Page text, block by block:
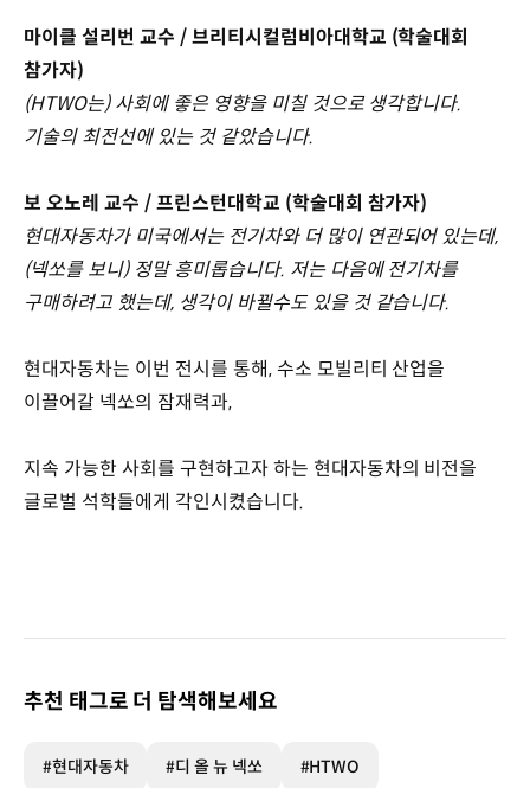
마이클 설리번 교수 / 브리티시컬럼비아대학교 (학술대회
참가자)
(HTWO는) 사회에 좋은 영향을 미칠 것으로 생각합니다.
기술의 최전선에 있는 것 같았습니다.
보 오노레 교수 / 프린스턴대학교 (학술대회 참가자)
현대자동차가 미국에서는 전기차와 더 많이 연관되어 있는데,
(넥쏘를 보니) 정말 흥미롭습니다. 저는 다음에 전기차를
구매하려고 했는데, 생각이 바뀔수도 있을 것 같습니다.
현대자동차는 이번 전시를 통해, 수소 모빌리티 산업을
이끌어갈 넥쏘의 잠재력과,
지속 가능한 사회를 구현하고자 하는 현대자동차의 비전을
글로벌 석학들에게 각인시켰습니다.
추천 태그로 더 탐색해보세요
#현대자동차 #디 올 뉴 넥쏘 #HTWO